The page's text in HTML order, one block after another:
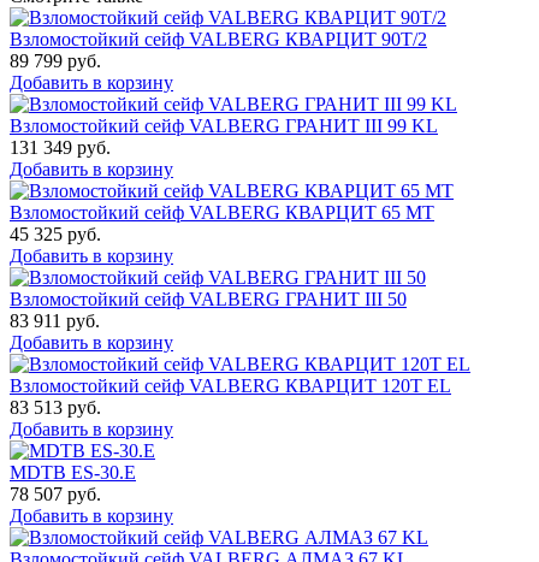
Взломостойкий сейф VALBERG КВАРЦИТ 90Т/2
89 799 руб.
Добавить в корзину
Взломостойкий сейф VALBERG ГРАНИТ III 99 KL
131 349 руб.
Добавить в корзину
Взломостойкий сейф VALBERG КВАРЦИТ 65 МТ
45 325 руб.
Добавить в корзину
Взломостойкий сейф VALBERG ГРАНИТ III 50
83 911 руб.
Добавить в корзину
Взломостойкий сейф VALBERG КВАРЦИТ 120Т EL
83 513 руб.
Добавить в корзину
MDTB ES-30.Е
78 507 руб.
Добавить в корзину